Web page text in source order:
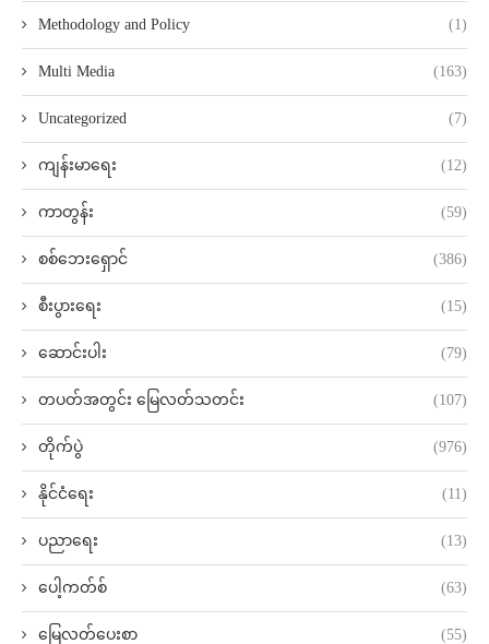
Methodology and Policy (1)
Multi Media (163)
Uncategorized (7)
ကျန်းမာရေး (12)
ကာတွန်း (59)
စစ်ဘေးရှောင် (386)
စီးပွားရေး (15)
ဆောင်းပါး (79)
တပတ်အတွင်း မြေလတ်သတင်း (107)
တိုက်ပွဲ (976)
နိုင်ငံရေး (11)
ပညာရေး (13)
ပေါ့ကတ်စ် (63)
မြေလတ်ပေးစာ (55)